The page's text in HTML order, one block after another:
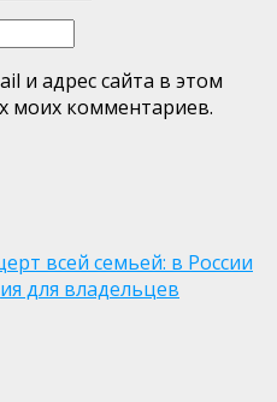
и адрес сайта в этом
моих комментариев.
всей семьей: в России
для владельцев